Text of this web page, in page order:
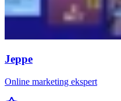
Jeppe
Online marketing ekspert